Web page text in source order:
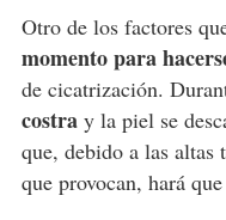
Otro de los factores
momento para
de cicatrización.
costray la piel se
que, debido a las altas
que provocan, hará